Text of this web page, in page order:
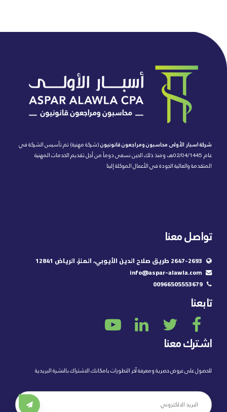
شركة اسبار الأولى محاسبون ومراجعون قانونيون(شركة مهنية) تم تأسيس الشركة في
عام 02/04/1445هـ، ومنذ ذلك الحين نسعى دوماً من أجل تقديم الخدمات المهنية
المتقدمة والعالية الجودة في الأعمال الموكلة إلينا
تواصل معنا
2647-2693 طريق صلاح الدين الأيوبي، الملز، الرياض 12841
info@aspar-alawla.com
00966505553679
تابعنا
اشترك معنا
للحصول على عروض حصرية ومعرفة آخر التطورات بامكانك الاشتراك بالنشرة البريدية